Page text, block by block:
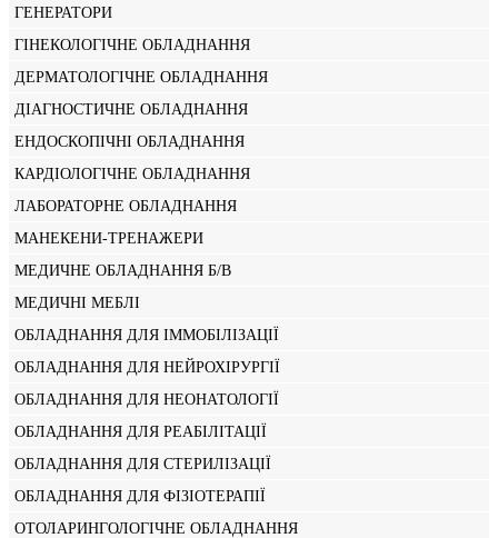
ГЕНЕРАТОРИ
ГІНЕКОЛОГІЧНЕ ОБЛАДНАННЯ
ДЕРМАТОЛОГІЧНЕ ОБЛАДНАННЯ
ДІАГНОСТИЧНЕ ОБЛАДНАННЯ
ЕНДОСКОПІЧНІ ОБЛАДНАННЯ
КАРДІОЛОГІЧНЕ ОБЛАДНАННЯ
ЛАБОРАТОРНЕ ОБЛАДНАННЯ
МАНЕКЕНИ-ТРЕНАЖЕРИ
МЕДИЧНЕ ОБЛАДНАННЯ Б/В
МЕДИЧНІ МЕБЛІ
ОБЛАДНАННЯ ДЛЯ ІММОБІЛІЗАЦІЇ
ОБЛАДНАННЯ ДЛЯ НЕЙРОХІРУРГІЇ
ОБЛАДНАННЯ ДЛЯ НЕОНАТОЛОГІЇ
ОБЛАДНАННЯ ДЛЯ РЕАБІЛІТАЦІЇ
ОБЛАДНАННЯ ДЛЯ СТЕРИЛІЗАЦІЇ
ОБЛАДНАННЯ ДЛЯ ФІЗІОТЕРАПІЇ
ОТОЛАРИНГОЛОГІЧНЕ ОБЛАДНАННЯ